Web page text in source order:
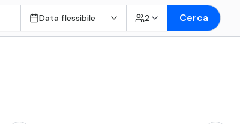
Data flessibile 2 Cerca